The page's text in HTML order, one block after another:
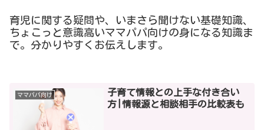
育児に関する疑問や、いまさら聞けない基礎知識、
ちょこっと意識高いママパパ向けの身になる知識ま
で。分かりやすくお伝えします。
ママパパ向け
子育て情報との上手な付き合い
方|情報源と相談相手の比較表も